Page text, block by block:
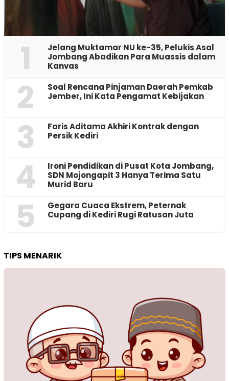
1
Jelang Muktamar NU ke-35, Pelukis Asal
Jombang Abadikan Para Muassis dalam
Kanvas
2
‎Soal Rencana Pinjaman Daerah Pemkab
Jember, Ini Kata Pengamat Kebijakan ‎
3
Faris Aditama Akhiri Kontrak dengan
Persik Kediri
4
Ironi Pendidikan di Pusat Kota Jombang,
SDN Mojongapit 3 Hanya Terima Satu
Murid Baru
5
‎Gegara Cuaca Ekstrem, Peternak
Cupang di Kediri Rugi Ratusan Juta
TIPS MENARIK